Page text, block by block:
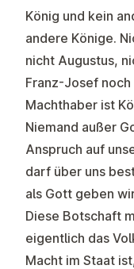
König und kein
andere Könige.
nicht Augustus,
Franz-Josef
Machthaber ist
Niemand außer
Anspruch auf
darf über uns
als Gott geben
Diese Botschaft
eigentlich das
Macht im Staat